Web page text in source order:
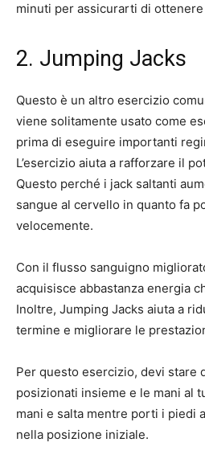
minuti per assicurarti di
2. Jumping Jacks
Questo è un altro esercizio
viene solitamente usato come
prima di eseguire importanti
L’esercizio aiuta a rafforzare il
Questo perché i jack saltanti
sangue al cervello in quanto fa
velocemente.
Con il flusso sanguigno
acquisisce abbastanza energia
Inoltre, Jumping Jacks aiuta a
termine e migliorare le
Per questo esercizio, devi stare
posizionati insieme e le mani al
mani e salta mentre porti i piedi
nella posizione iniziale.